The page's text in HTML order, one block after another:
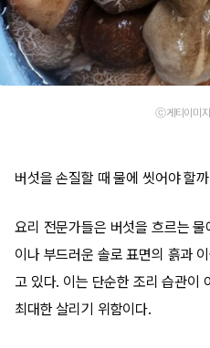
ⓒ게티이미
버섯을 손질할 때 물에 씻어야 할
요리 전문가들은 버섯을 흐르는
이나 부드러운 솔로 표면의 흙과
고 있다. 이는 단순한 조리 습관이
최대한 살리기 위함이다.